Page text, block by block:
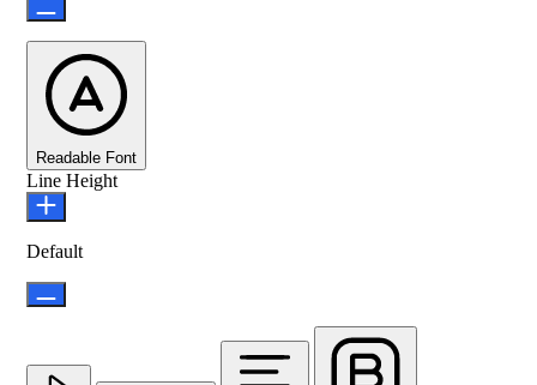
Readable Font
Line Height
Default